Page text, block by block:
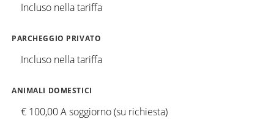
Incluso nella tariffa
PARCHEGGIO PRIVATO
Incluso nella tariffa
ANIMALI DOMESTICI
€ 100,00 A soggiorno (su richiesta)